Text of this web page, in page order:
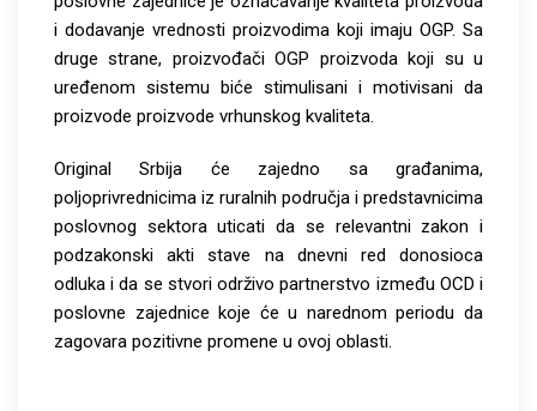
i dodavanje vrednosti proizvodima koji imaju OGP. Sa
druge strane, proizvođači OGP proizvoda koji su u
uređenom sistemu biće stimulisani i motivisani da
proizvode proizvode vrhunskog kvaliteta.
Original Srbija će zajedno sa građanima,
poljoprivrednicima iz ruralnih područja i predstavnicima
poslovnog sektora uticati da se relevantni zakon i
podzakonski akti stave na dnevni red donosioca
odluka i da se stvori održivo partnerstvo između OCD i
poslovne zajednice koje će u narednom periodu da
zagovara pozitivne promene u ovoj oblasti.